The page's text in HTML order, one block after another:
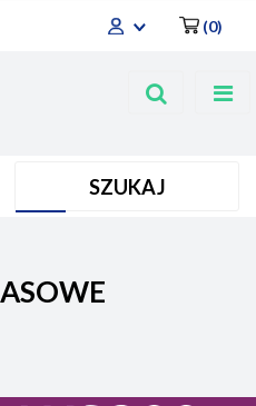
Zaloguj się
(0)
SZUKAJ